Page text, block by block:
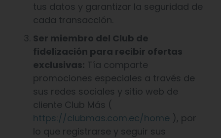
tus datos y garantizar la seguridad de
cada transacción.
Ser miembro del Club de
fidelización para recibir ofertas
exclusivas: Tía comparte
promociones especiales a través de
sus redes sociales y sitio web de
cliente Club Más (
https://clubmas.com.ec/home ), por
lo que registrarse y seguir sus